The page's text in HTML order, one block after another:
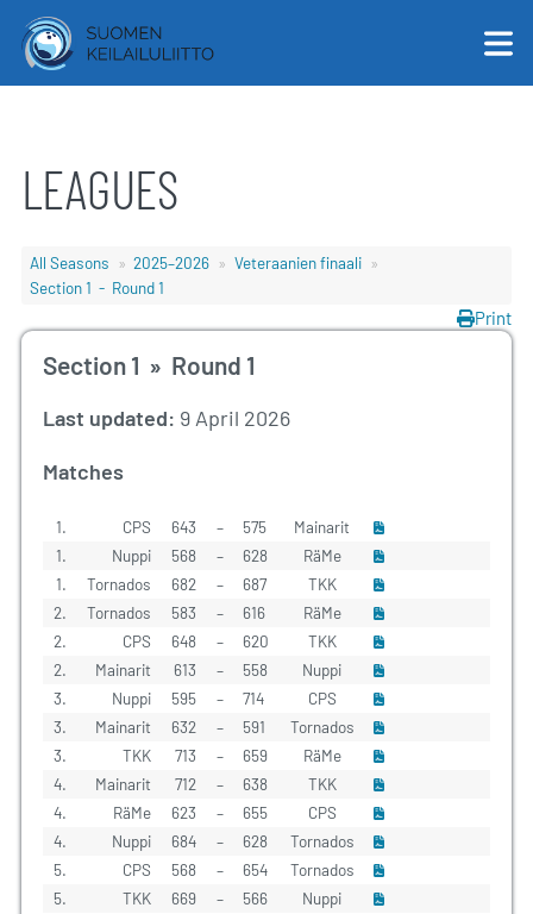
English
LEAGUES
All Seasons 2025–2026
Veteraanien finaali
Section 1 - Round 1
Print
Section 1 » Round 1
Last updated: 9 April 2026
Matches
1. CPS 643 – 575
Mainarit
1.
Nuppi 568 – 628
RäMe
1.
Tornados 682 – 687
TKK
2.
Tornados 583 – 616
RäMe
2.
CPS 648 – 620
TKK
2.
Mainarit 613 – 558
Nuppi
3.
Nuppi 595 – 714
CPS
3.
Mainarit 632 – 591
Tornados
3.
TKK 713 – 659
RäMe
4.
Mainarit 712 – 638
TKK
4.
RäMe 623 – 655
CPS
4.
Nuppi 684 – 628
Tornados
5.
CPS 568 – 654
Tornados
5.
TKK 669 – 566
Nuppi